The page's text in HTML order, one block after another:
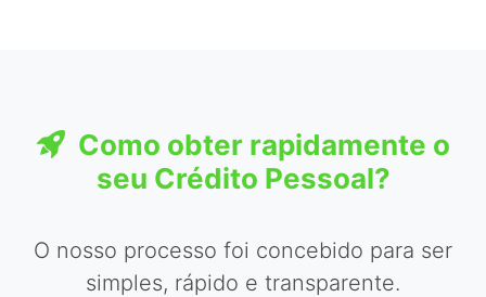
Como obter rapidamente o
seu Crédito Pessoal?
O nosso processo foi concebido para ser
simples, rápido e transparente.